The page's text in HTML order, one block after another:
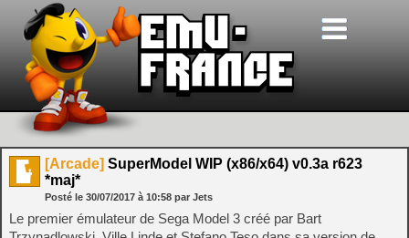
[Arcade] SuperModel WIP (x86/x64) v0.3a r623
*maj*
Posté le 30/07/2017 à 10:58 par Jets
Le premier émulateur de Sega Model 3 créé par Bart